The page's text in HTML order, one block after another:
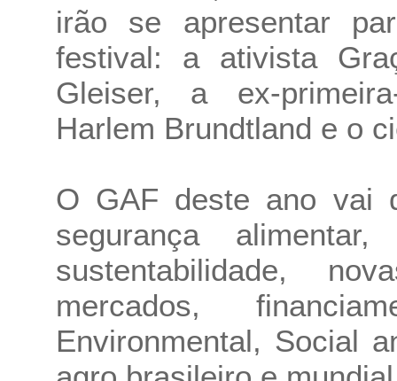
irão se apresentar
festival: a ativista
Gleiser, a ex-
Harlem Brundtland e o
O GAF deste ano vai
segurança
sustentabilidade,
mercados,
Environmental, Social